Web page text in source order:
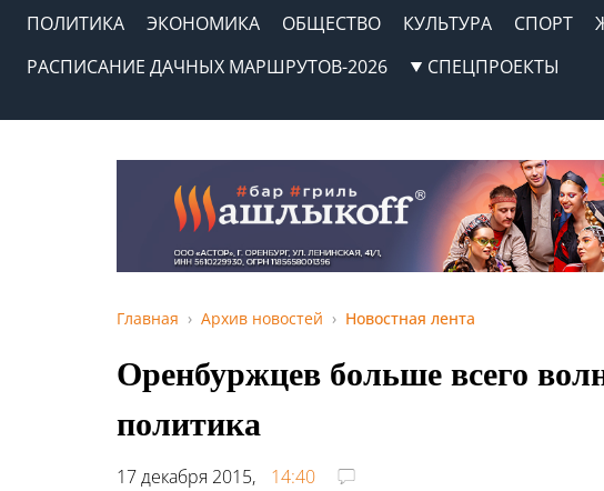
ПОЛИТИКА
ЭКОНОМИКА ОБЩЕСТВО КУЛЬТУРА СПОРТ
РАСПИСАНИЕ ДАЧНЫХ МАРШРУТОВ-2026
СПЕЦПРОЕКТЫ
Главная Архив новостей Новостная лента
Оренбуржцев больше всего
политика
17 декабря 2015,
14:40